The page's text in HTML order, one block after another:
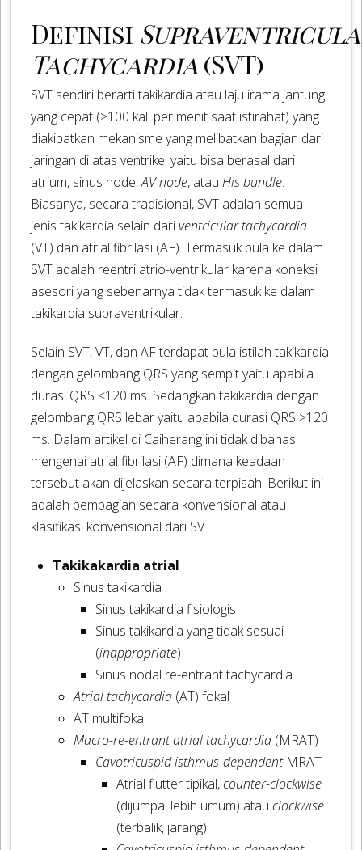
Definisi
Tachycardia (SVT)
SVT sendiri berarti takikardia atau laju irama jantung
yang cepat (>100 kali per menit saat istirahat) yang
diakibatkan mekanisme yang melibatkan bagian dari
jaringan di atas ventrikel yaitu bisa berasal dari
atrium, sinus node,AV node, atauHis bundle.
Biasanya, secara tradisional, SVT adalah semua
jenis takikardia selain dariventricular tachycardia
(VT) dan atrial fibrilasi (AF). Termasuk pula ke dalam
SVT adalah reentri atrio-ventrikular karena koneksi
asesori yang sebenarnya tidak termasuk ke dalam
takikardia supraventrikular.
Selain SVT, VT, dan AF terdapat pula istilah takikardia
dengan gelombang QRS yang sempit yaitu apabila
durasi QRS ≤120 ms. Sedangkan takikardia dengan
gelombang QRS lebar yaitu apabila durasi QRS >120
ms. Dalam artikel di Caiherang ini tidak dibahas
mengenai atrial fibrilasi (AF) dimana keadaan
tersebut akan dijelaskan secara terpisah. Berikut ini
adalah pembagian secara konvensional atau
klasifikasi konvensional dari SVT:
Takikakardia atrial
Sinus takikardia
Sinus takikardia fisiologis
Sinus takikardia yang tidak sesuai
(inappropriate)
Sinus nodal re-entrant tachycardia
Atrial tachycardia (AT) fokal
AT multifokal
Macro-re-entrant atrial tachycardia (MRAT)
Cavotricuspid isthmus-dependentMRAT
Atrial flutter tipikal,counter-clockwise
(dijumpai lebih umum) atauclockwise
(terbalik, jarang)